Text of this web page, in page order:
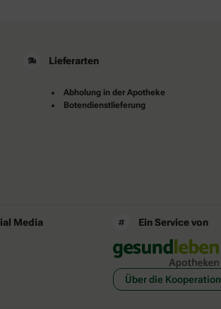
Lieferarten
Abholung in der Apotheke
Botendienstlieferung
Media Ein Service von
Über die Kooperation